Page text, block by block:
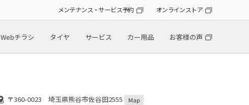
メンテナンス・サービス予約 オンラインストア
Webチラシ タイヤ サービス カー用品 お客様の声
〒360-0023 埼玉県熊谷市佐谷田2555 Map